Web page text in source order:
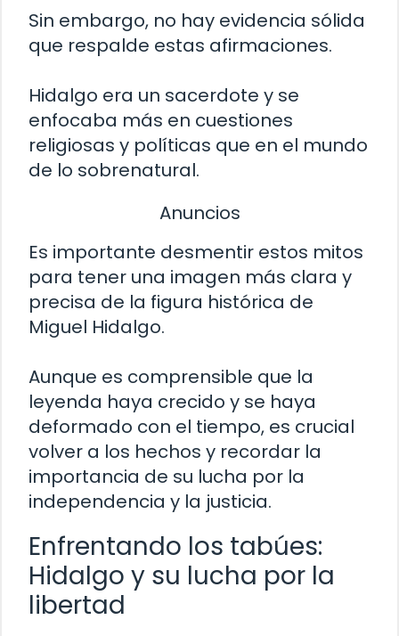
Sin embargo, no hay evidencia sólida
que respalde estas afirmaciones.
Hidalgo era un sacerdote y se
enfocaba más en cuestiones
religiosas y políticas que en el mundo
de lo sobrenatural.
Anuncios
Es importante desmentir estos mitos
para tener una imagen más clara y
precisa de la figura histórica de
Miguel Hidalgo.
Aunque es comprensible que la
leyenda haya crecido y se haya
deformado con el tiempo, es crucial
volver a los hechos y recordar la
importancia de su lucha por la
independencia y la justicia.
Enfrentando los tabúes:
Hidalgo y su lucha por la
libertad